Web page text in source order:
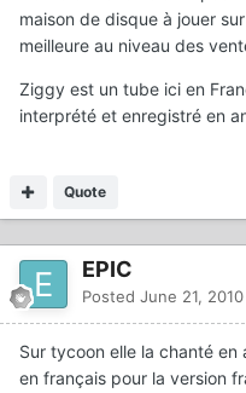
maison de disque à jouer
meilleure au niveau des
Ziggy est un tube ici en
interprété et enregistré en
Quote
EPIC
Posted June 21,
Sur tycoon elle la chanté
en français pour la version